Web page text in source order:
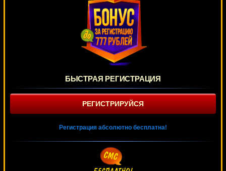
БЫСТРАЯ РЕГИСТРАЦИЯ
РЕГИСТРИРУЙСЯ
Регистрация абсолютно бесплатна!